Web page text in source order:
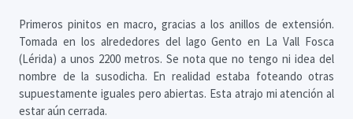
Primeros pinitos en macro, gracias a los anillos de extensión.
Tomada en los alrededores del lago Gento en La Vall Fosca
(Lérida) a unos 2200 metros. Se nota que no tengo ni idea del
nombre de la susodicha. En realidad estaba foteando otras
supuestamente iguales pero abiertas. Esta atrajo mi atención al
estar aún cerrada.